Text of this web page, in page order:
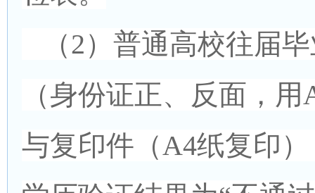
（2）普通高校往届
（身份证正、反面，
与复印件（A4纸复印